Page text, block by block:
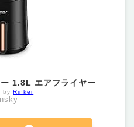
1.8L エアフライヤー
byRinker